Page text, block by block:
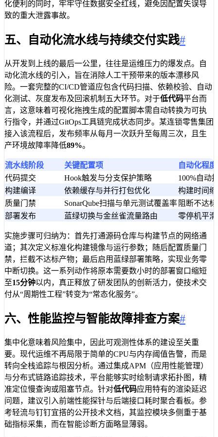
化便利的同时，牢牢守住数据安全红线，避免因配置失误导
致的重大泄露事故。
五、自动化流水线与持续交付实践#
从开发到上线的最后一公里，往往是运维压力的爆发点。自
动化流水线的引入，旨在消除人工干预带来的版本漂移风
险。一套完整的CI/CD管道应包含代码扫描、依赖校验、自动
化测试、灰度发布及回滚机制五大环节。对于低代码平台而
言，这意味着可视化拖拽生成的配置脚本需自动转换为可执
行指令，并通过GitOps工具链完成状态同步。某连锁零售集团
接入该流程后，发布频率从每月一次跃升至每周三次，且生
产环境故障率降低89%。
流水线阶段 关键配置项
自动化程度
代码提交
Hook触发与分支保护策略
100%自动
构建编译
依赖缓存与并行打包优化
构建时间缩
质量门禁
SonarQube扫描与单元测试覆盖率 阻断不达
部署发布
蓝绿切换与金丝雀流量路由 零停机平
实施步骤可归纳为：首先打通源码仓库与构建节点的网络通
道；其次定义标准化构建镜像与运行参数；随后配置质量门
禁，拦截不达标产物；最后启用蓝绿部署策略，实现业务零
中断切换。这一系列动作将原本需要数小时的部署窗口缩短
至15分钟以内，真正释放了研发团队的创新活力，使技术交
付从“周期性工程”转变为“常态化服务”。
六、性能监控与智能故障排查方案#
集中化意味着风险集中，因此可观测性体系的建设至关重
要。现代运维不再局限于简单的CPU与内存阈值告警，而是
转向全栈追踪与根因分析。通过集成APM（应用性能管理）
与分布式链路追踪技术，平台能够实时绘制请求拓扑图，精
准定位慢查询或阻塞节点。针对低代码应用特有的渲染延迟
问题，建议引入前端性能探针与后端接口耗时聚合看板。参
考轻流与钉钉宜搭的公开技术文档，其监控模块多侧重于基
础指标采集，而在智能诊断方面略显薄弱。